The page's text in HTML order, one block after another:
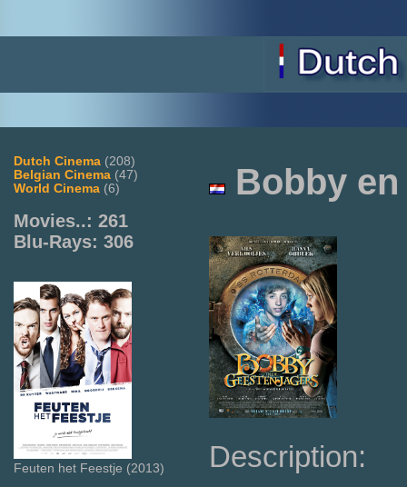
Dutch Cinema (208)
Belgian Cinema (47)
World Cinema (6)
Movies..: 261
Blu-Rays: 306
Feuten het Feestje (2013)
Bobby
Description: